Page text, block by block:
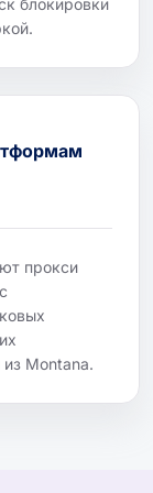
прокси
Montana.